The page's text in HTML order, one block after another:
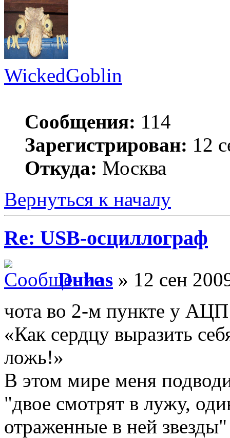
WickedGoblin
Сообщения: 114
Зарегистрирован: 12
Откуда: Москва
Вернуться к началу
Re: USB-осциллограф
Duhas » 12 сен
чота во 2-м пункте у
«Как сердцу выразить
ложь!»
В этом мире меня
"двое смотрят в лужу,
отраженные в ней звезды"